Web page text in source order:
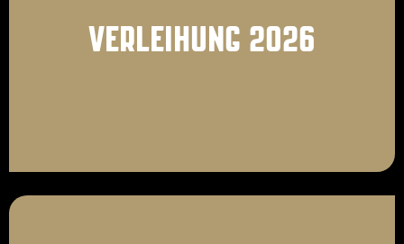
VERLEIHUNG 2026